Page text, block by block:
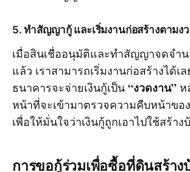
5. ทำสัญญากู้ และเริ่มงานก่อสร้างตามง
เมื่อสินเชื่ออนุมัติและทำสัญญาจดจำ
แล้ว เราสามารถเริ่มงานก่อสร้างได้เ
ธนาคารจะจ่ายเงินกู้เป็น “งวดงาน” ห
หน้าที่จะเข้ามาตรวจความคืบหน้าขอ
เพื่อให้มั่นใจว่าเงินกู้ถูกเอาไปใช้สร้าง
การขอกู้ร่วมเพื่อซื้อที่ดินสร้าง